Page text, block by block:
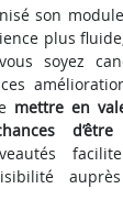
son
plus
soyez
ces
mettre en
d’être